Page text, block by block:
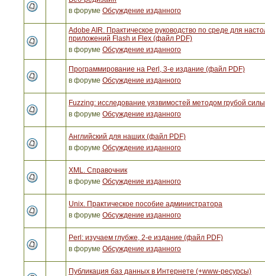
в форуме Обсуждение изданного
Adobe AIR. Практическое руководство по среде для
приложений Flash и Flex (файл PDF)
в форуме Обсуждение изданного
Программирование на Perl, 3-е издание (файл PDF)
в форуме Обсуждение изданного
Fuzzing: исследование уязвимостей методом грубой
в форуме Обсуждение изданного
Английский для наших (файл PDF)
в форуме Обсуждение изданного
XML. Справочник
в форуме Обсуждение изданного
Unix. Практическое пособие администратора
в форуме Обсуждение изданного
Perl: изучаем глубже, 2-е издание (файл PDF)
в форуме Обсуждение изданного
Публикация баз данных в Интернете (+www-ресурсы)